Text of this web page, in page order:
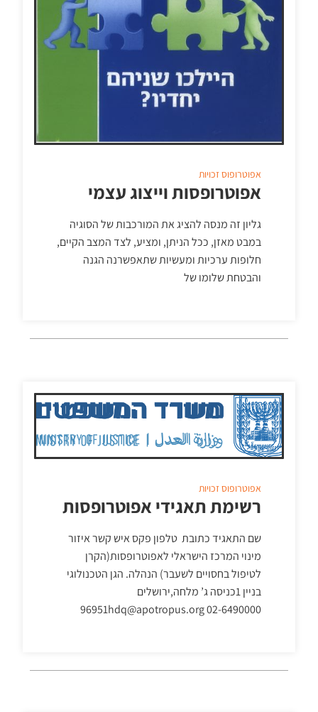
אפוטרופוסזכויות
אפוטרופסות וייצוג עצמי
גליון זה מנסה להציג את המורכבות של הסוגיה
במבט מאזן, ככל הניתן, ומציע, לצד המצב הקיים,
חלופות ערכיות ומעשיות שתאפשרנה הגנה
והבטחת שלומו של
אפוטרופוסזכויות
רשימת תאגידי אפוטרופסות
שם התאגיד כתובת טלפון פקס איש קשר איזור
מינוי המרכז הישראלי לאפוטרופסות(הקרן
לטיפול בחסויים לשעבר) הנהלה. הגן הטכנולוגי
בניין 1כניסה ג’ מלחה,ירושלים
96951hdq@apotropus.org 02-6490000